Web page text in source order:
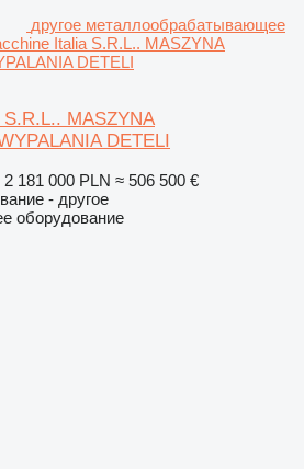
другое металлообрабатывающее
Italia S.R.L.. MASZYNA
DETELI
MASZYNA
DETELI
2 181 000 PLN ≈ 506 500 €
- другое
оборудование